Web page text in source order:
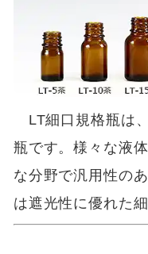
LT細口規格瓶は
瓶です。様々な液
な分野で汎用性の
は遮光性に優れた